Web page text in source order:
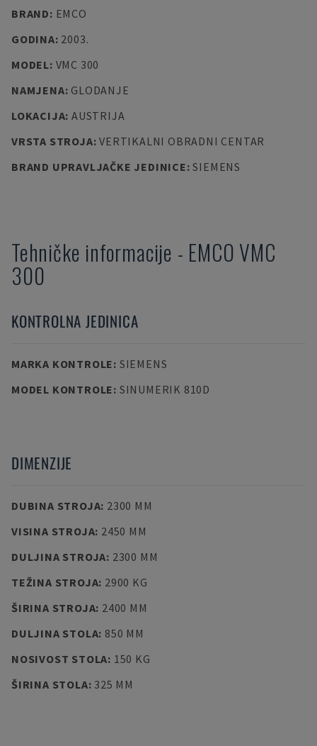
BRAND: EMCO
GODINA: 2003.
MODEL: VMC 300
NAMJENA: GLODANJE
LOKACIJA: AUSTRIJA
VRSTA STROJA:VERTIKALNI OBRADNI CENTAR
BRAND UPRAVLJAČKE JEDINICE:SIEMENS
Tehničke informacije - EMCO VMC
300
KONTROLNA JEDINICA
MARKA KONTROLE: SIEMENS
MODEL KONTROLE: SINUMERIK 810D
DIMENZIJE
DUBINA STROJA: 2300 MM
VISINA STROJA: 2450 MM
DULJINA STROJA: 2300 MM
TEŽINA STROJA: 2900 KG
ŠIRINA STROJA: 2400 MM
DULJINA STOLA: 850 MM
NOSIVOST STOLA: 150 KG
ŠIRINA STOLA: 325 MM